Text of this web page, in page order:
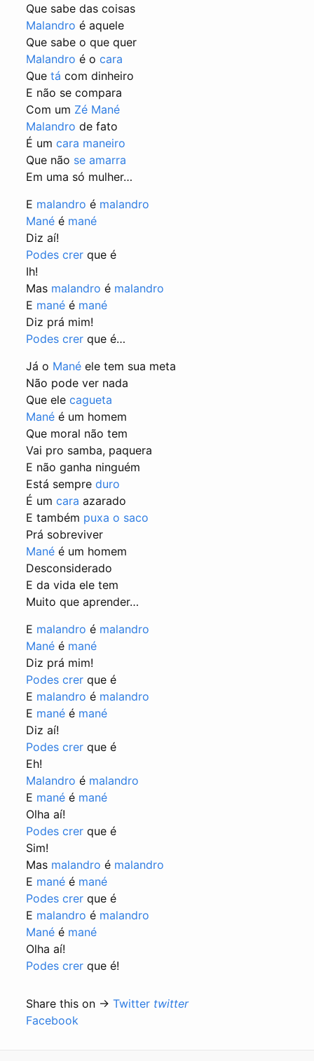
Que sabe das coisas
Malandro é aquele
Que sabe o que quer
Malandro é ocara
Quetá com dinheiro
E não se compara
Com um Zé Mané
Malandro de fato
É umcara maneiro
Que não se amarra
Em uma só mulher…
E malandro é malandro
Mané é mané
Diz aí!
Podes crer que é
Ih!
Mas malandro é malandro
E mané é mané
Diz prá mim!
Podes crer que é…
Já o Mané ele tem sua meta
Não pode ver nada
Que elecagueta
Mané é um homem
Que moral não tem
Vai pro samba, paquera
E não ganha ninguém
Está sempreduro
É umcara azarado
E também puxa o saco
Prá sobreviver
Mané é um homem
Desconsiderado
E da vida ele tem
Muito que aprender…
E malandro é malandro
Mané é mané
Diz prá mim!
Podes crer que é
E malandro é malandro
E mané é mané
Diz aí!
Podes crer que é
Eh!
Malandro é malandro
E mané é mané
Olha aí!
Podes crer que é
Sim!
Mas malandro é malandro
E mané é mané
Podes crer que é
E malandro é malandro
Mané é mané
Olha aí!
Podes crer que é!
Share this on →Twitter twitter
Facebook